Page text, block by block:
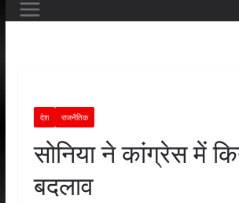
देश राजनैतिक
सोनिया ने कांग्रेस में
बदलाव